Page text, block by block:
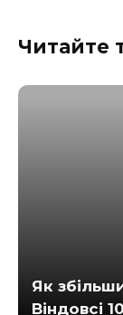
Читайте
Як
Віндовсі 10